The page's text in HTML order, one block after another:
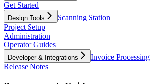
Get Started
Design Tools
Scanning Station
Project Setup
Administration
Operator Guides
Developer & Integrations
Invoice Processing
Release Notes